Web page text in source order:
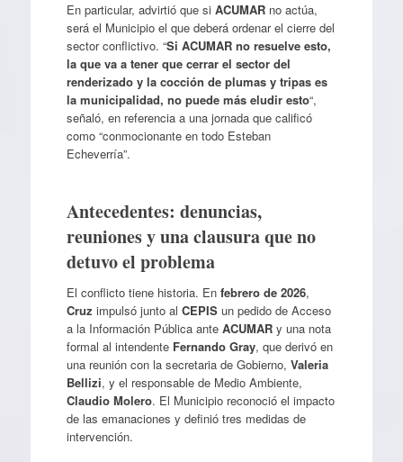
En particular, advirtió que si ACUMARno actúa,
será el Municipio el que deberá ordenar el cierre del
sector conflictivo. “Si ACUMAR no resuelve esto,
la que va a tener que cerrar el sector del
renderizado y la cocción de plumas y tripas es
la municipalidad, no puede más eludir esto“,
señaló, en referencia a una jornada que calificó
como “conmocionante en todo Esteban
Echeverría”.
Antecedentes: denuncias,
reuniones y una clausura que no
detuvo el problema
El conflicto tiene historia. En febrero de 2026,
Cruz impulsó junto al CEPISun pedido de Acceso
a la Información Pública ante ACUMARy una nota
formal al intendente Fernando Gray, que derivó en
una reunión con la secretaria de Gobierno, Valeria
Bellizi, y el responsable de Medio Ambiente,
Claudio Molero. El Municipio reconoció el impacto
de las emanaciones y definió tres medidas de
intervención.